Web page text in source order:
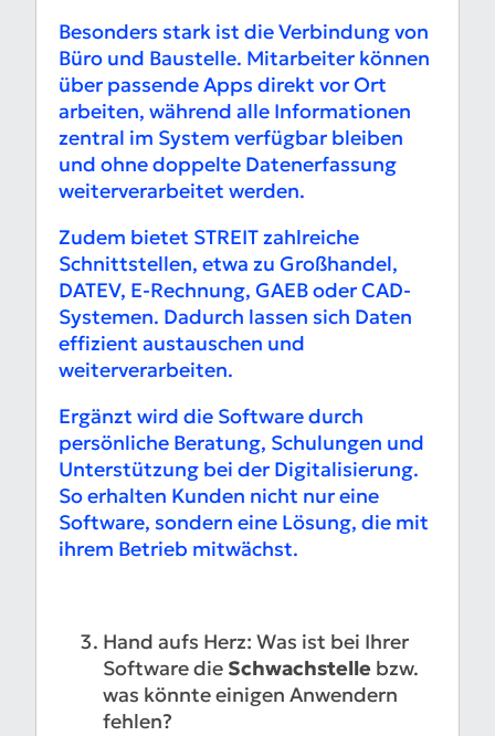
Besonders stark ist die Verbindung von
Büro und Baustelle. Mitarbeiter können
über passende Apps direkt vor Ort
arbeiten, während alle Informationen
zentral im System verfügbar bleiben
und ohne doppelte Datenerfassung
weiterverarbeitet werden.
Zudem bietet STREIT zahlreiche
Schnittstellen, etwa zu Großhandel,
DATEV, E-Rechnung, GAEB oder CAD-
Systemen. Dadurch lassen sich Daten
effizient austauschen und
weiterverarbeiten.
Ergänzt wird die Software durch
persönliche Beratung, Schulungen und
Unterstützung bei der Digitalisierung.
So erhalten Kunden nicht nur eine
Software, sondern eine Lösung, die mit
ihrem Betrieb mitwächst.
Hand aufs Herz: Was ist bei Ihrer
Software die Schwachstelle bzw.
was könnte einigen Anwendern
fehlen?